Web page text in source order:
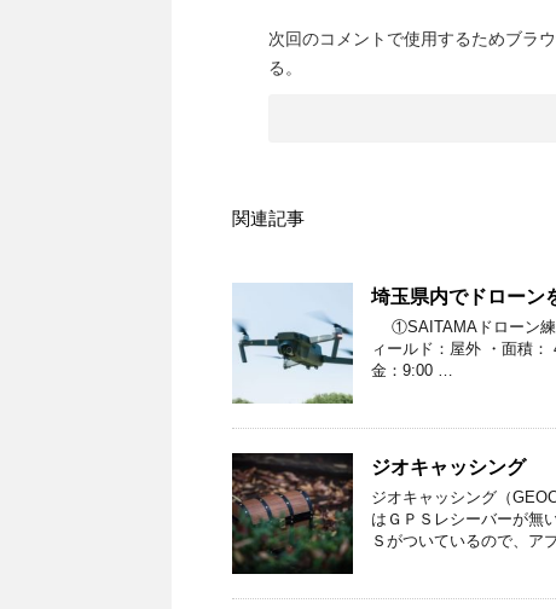
次回のコメントで使用するためブラ
る。
関連記事
埼玉県内でドローン
①SAITAMAドローン練
ィールド：屋外 ・面積
金：9:00 …
ジオキャッシング
ジオキャッシング（
はＧＰＳレシーバーが無
Ｓがついているので、ア